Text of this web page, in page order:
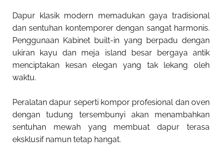
Dapur klasik modern memadukan gaya tradisional
dan sentuhan kontemporer dengan sangat harmonis.
Penggunaan Kabinet built-in yang berpadu dengan
ukiran kayu dan meja island besar bergaya antik
menciptakan kesan elegan yang tak lekang oleh
waktu.
Peralatan dapur seperti kompor profesional dan oven
dengan tudung tersembunyi akan menambahkan
sentuhan mewah yang membuat dapur terasa
eksklusif namun tetap hangat.